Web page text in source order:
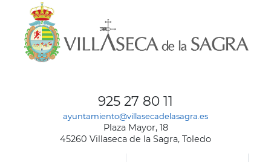
925 27 80 11
ayuntamiento@villasecadelasagra.es
Plaza Mayor, 18
45260 Villaseca de la Sagra, Toledo